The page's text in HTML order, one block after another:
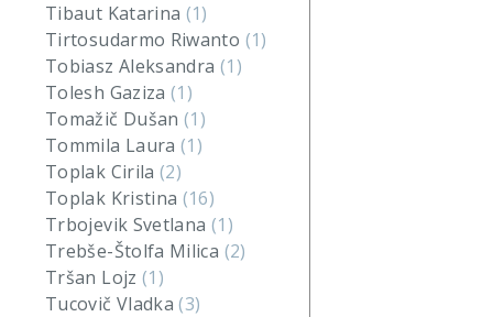
Tibaut Katarina (1)
Tirtosudarmo Riwanto (1)
Tobiasz Aleksandra (1)
Tolesh Gaziza(1)
Tomažič Dušan(1)
Tommila Laura(1)
Toplak Cirila(2)
Toplak Kristina (16)
Trbojevik Svetlana (1)
Trebše-Štolfa Milica (2)
Tršan Lojz (1)
Tucovič Vladka(3)